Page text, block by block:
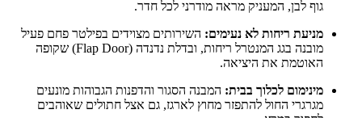
גוף לבן, המעניק מראה מודרני לכל חדר.
מניעת ריחות לא נעימים: השירותים מצוידים בפילטר פחם פעיל
מובנה בגג המנטרל ריחות, ובדלת נדנדה (Flap Door) שקופה
האוטמת את היציאה.
מינימום לכלוך בבית: המבנה הסגור והדפנות הגבוהות מונעים
מגרגרי החול להתפזר מחוץ לארגז, גם אצל חתולים שאוהבים